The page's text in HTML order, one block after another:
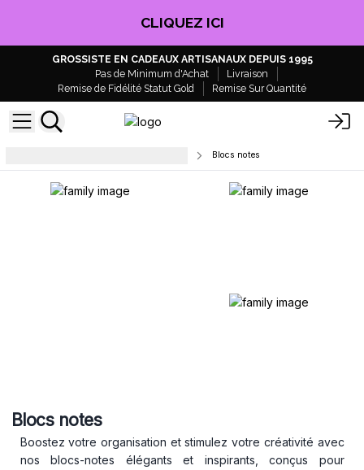
CLIQUEZ ICI
GROSSISTE EN CADEAUX ARTISANAUX DEPUIS 1995
Pas de Minimum d'Achat
Livraison
Remise de Fidélité Statut Gold
Remise Sur Quantité
Blocs notes
Blocs notes
Boostez votre organisation et stimulez votre créativité avec
nos blocs-notes élégants et inspirants, conçus pour